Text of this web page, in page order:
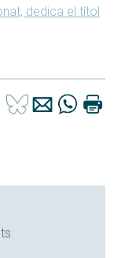
dedica el títol